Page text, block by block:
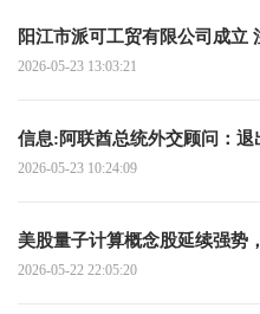
阳江市派可工贸有限公司成立
2026-05-23 13:03:21
信息:阿联酋总统外交顾问：
2026-05-23 10:24:09
美股量子计算概念股延续强势
2026-05-22 22:05:20